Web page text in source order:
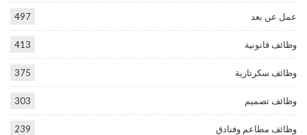
عمل عن بعد 497
وظائف قانونية 413
وظائف سكرتارية 375
وظائف تصميم 303
وظائف مطاعم وفنادق 239